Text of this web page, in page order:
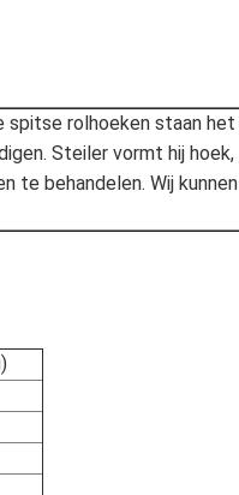
spitse rolhoeken staan het
Steiler vormt hij hoek,
te behandelen. Wij kunnen